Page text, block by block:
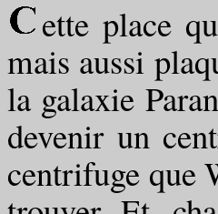
ette place
mais aussi
la galaxie
devenir un
centrifuge que